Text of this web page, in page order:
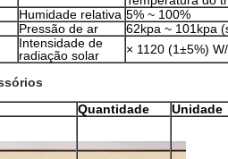
Humidade relativa 5% ~ 100%
Pressão de ar
62kpa ~ 101kpa
Intensidade de
radiação solar
× 1120 (1±5%)
Quantidade Unidade